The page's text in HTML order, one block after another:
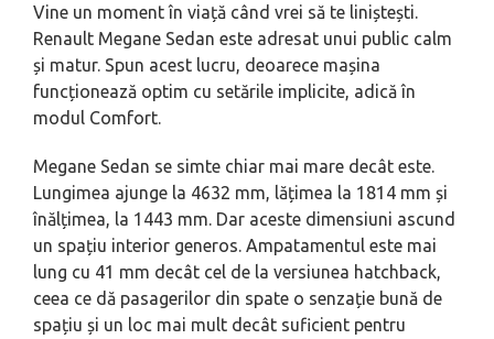
Vine un moment în viață când vrei să te liniștești.
Renault Megane Sedan este adresat unui public calm
și matur. Spun acest lucru, deoarece mașina
funcționează optim cu setările implicite, adică în
modul Comfort.
Megane Sedan se simte chiar mai mare decât este.
Lungimea ajunge la 4632 mm, lățimea la 1814 mm și
înălțimea, la 1443 mm. Dar aceste dimensiuni ascund
un spațiu interior generos. Ampatamentul este mai
lung cu 41 mm decât cel de la versiunea hatchback,
ceea ce dă pasagerilor din spate o senzație bună de
spațiu și un loc mai mult decât suficient pentru